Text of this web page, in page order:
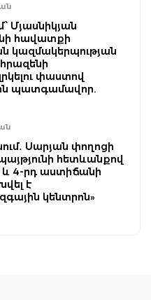
Մյասնիկյան
հավատքի
կազմակերպության
փաստով
պատգամավոր.
Սարյան փողոցի
հետևանքով
4-րդ աստիճանի
է
կենտրոն»